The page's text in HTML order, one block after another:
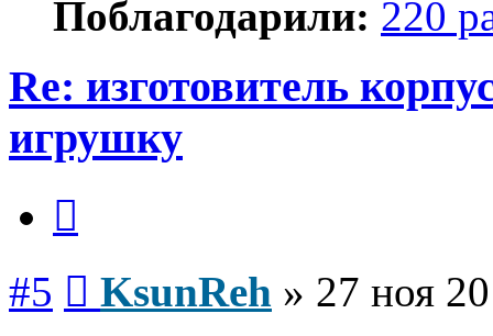
Поблагодарили: 220
Re: изготовитель
игрушку
#5 KsunReh » 27 ноя